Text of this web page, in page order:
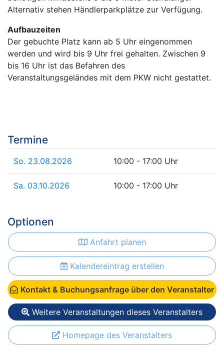
Alternativ stehen Händlerparkplätze zur Verfügung.
Aufbauzeiten
Der gebuchte Platz kann ab 5 Uhr eingenommen
werden und wird bis 9 Uhr frei gehalten. Zwischen 9
bis 16 Uhr ist das Befahren des
Veranstaltungsgeländes mit dem PKW nicht gestattet.
Termine
So. 23.08.2026 10:00 - 17:00 Uhr
Sa. 03.10.2026 10:00 - 17:00 Uhr
Optionen
Anfahrt planen
Kalendereintrag erstellen
Kontakt & Buchungsanfrage über den Veranstalter
Weitere Veranstaltungen dieses Veranstalters
Homepage des Veranstalters